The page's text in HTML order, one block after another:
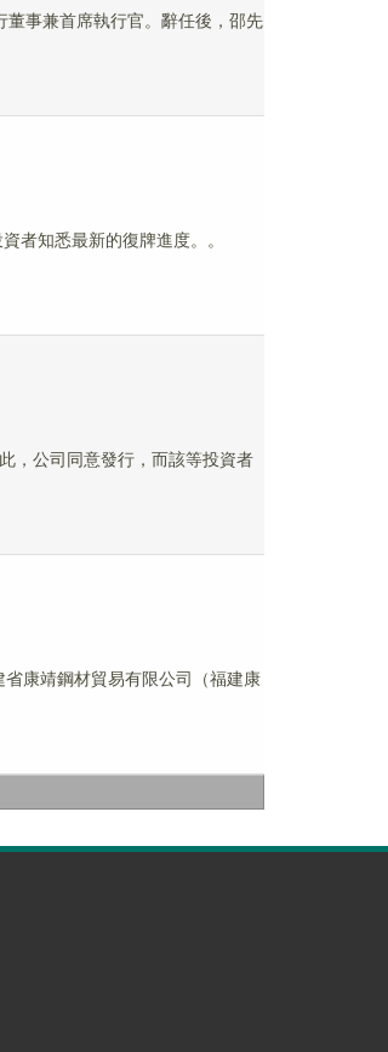
董事兼首席執行官。辭任後，邵先
者知悉最新的復牌進度。。
，公司同意發行，而該等投資者
康靖鋼材貿易有限公司（福建康